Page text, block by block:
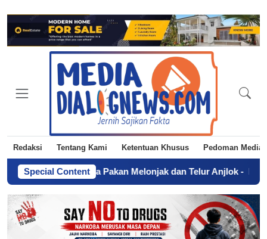
Redaksi Tentang Kami Ketentuan Khusus Pedoman Media
Special Content
Harga Pakan Melonjak dan Telur Anjlok- FKIP UNA